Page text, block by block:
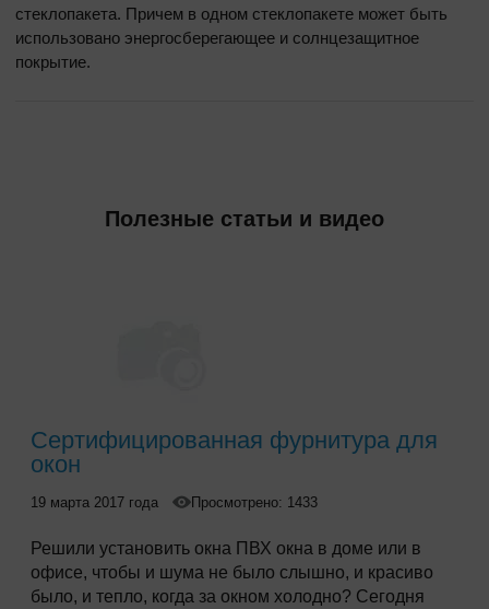
стеклопакета. Причем в одном стеклопакете может быть
использовано энергосберегающее и солнцезащитное
покрытие.
Полезные статьи и видео
Сертифицированная фурнитура для
окон
19 марта 2017 года Просмотрено: 1433
Решили установить окна ПВХ окна в доме или в
офисе, чтобы и шума не было слышно, и красиво
было, и тепло, когда за окном холодно? Сегодня